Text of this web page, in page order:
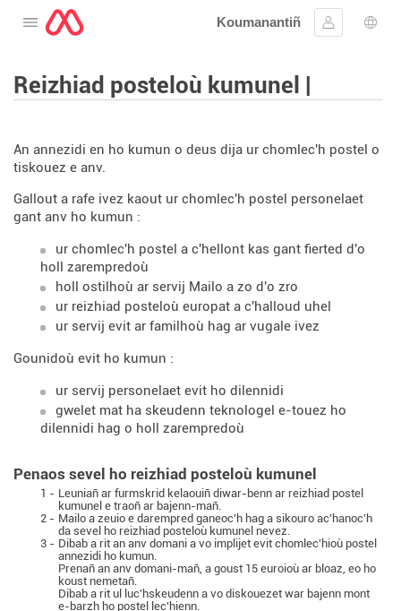
Digeriñ al lañser
Koumanantiñ
Kevreañ
Reizhiad posteloù kumunel |
An annezidi en ho kumun o deus dija ur chomlec'h postel o
tiskouez e anv.
Gallout a rafe ivez kaout ur chomlec'h postel personelaet
gant anv ho kumun :
ur chomlec'h postel a c'hellont kas gant fierted d'o
holl zarempredoù
holl ostilhoù ar servij Mailo a zo d'o zro
ur reizhiad posteloù europat a c'halloud uhel
ur servij evit ar familhoù hag ar vugale ivez
Gounidoù evit ho kumun :
ur servij personelaet evit ho dilennidi
gwelet mat ha skeudenn teknologel e-touez ho
dilennidi hag o holl zarempredoù
Penaos sevel ho reizhiad posteloù kumunel
1 - Leuniañ ar furmskrid kelaouiñ diwar-benn ar reizhiad postel
kumunel e traoñ ar bajenn-mañ.
2 - Mailo a zeuio e darempred ganeoc'h hag a sikouro ac'hanoc'h
da sevel ho reizhiad posteloù kumunel nevez.
3 - Dibab a rit an anv domani a vo implijet evit chomlec'hioù postel
annezidi ho kumun.
Prenañ an anv domani-mañ, a goust 15 euroioù ar bloaz, eo ho
koust nemetañ.
Dibab a rit ul luc'hskeudenn a vo diskouezet war bajenn mont
e-barzh ho postel lec'hienn.